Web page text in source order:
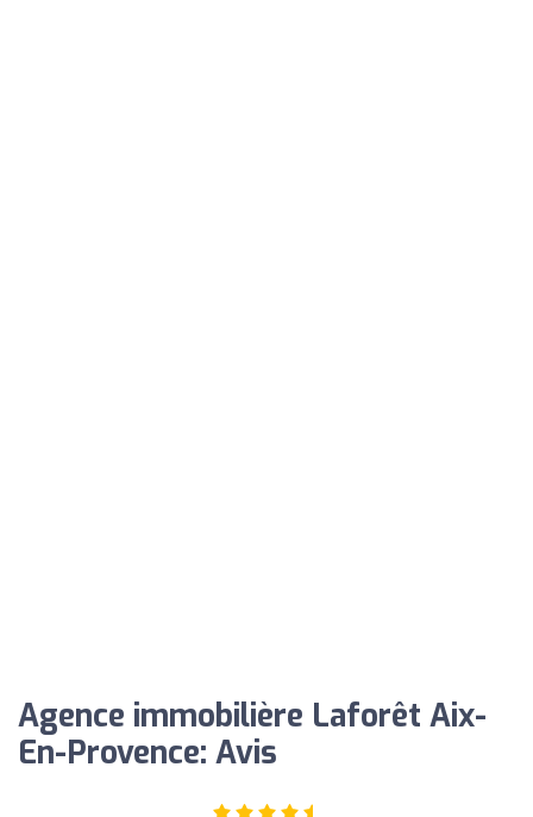
Agence immobilière Laforêt Aix-
En-Provence: Avis